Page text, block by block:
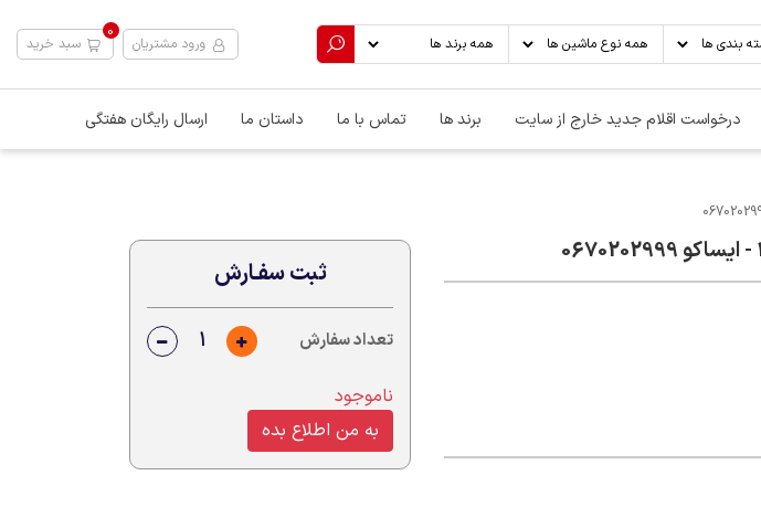
ورود مشتریان
0
سبد خرید
درخواست اقلام جدید خارج از سایت برند ها تماس با ما داستان ما ارسال رایگان هفتگی
ثبت سفـارش
تعداد سفارش
ناموجود
به من اطلاع بده